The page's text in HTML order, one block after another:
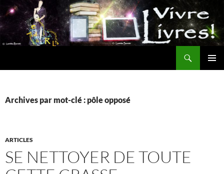
Aller
au
contenu
Archives par mot-clé : pôle opposé
ARTICLES
SE NETTOYER DE TOUTE